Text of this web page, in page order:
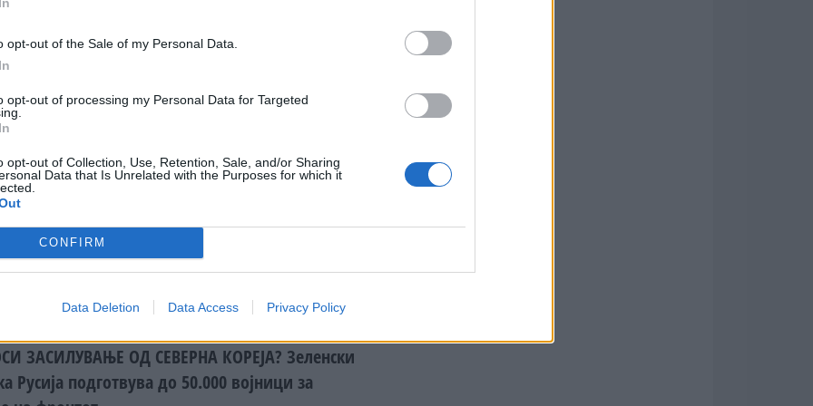
opt-out of the Sale of my Personal Data.
opt-out of processing my Personal Data for Targeted
opt-out of Collection, Use, Retention, Sale, and/or Sharing
Data that Is Unrelated with the Purposes for which it
CONFIRM
Data Deletion Data Access Privacy Policy
своето име на лист хартија. Потоа напишете го повторно.
и така десетина, дваесет или триесет пати со ред,
да се случи нешто необично....
на запуштениот имот на
во Цирих
адреса Ајдамштрасе 33 во циришката населба Хотинген
СФРЈ, ѝ припадна на Македонија. Но, куќата
ЗАСИЛУВАЊЕ ОД СЕВЕРНА КОРЕЈА? Зеленски
Русија подготвува до 50.000 војници за